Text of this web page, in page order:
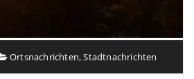
Ortsnachrichten,Stadtnachrichten